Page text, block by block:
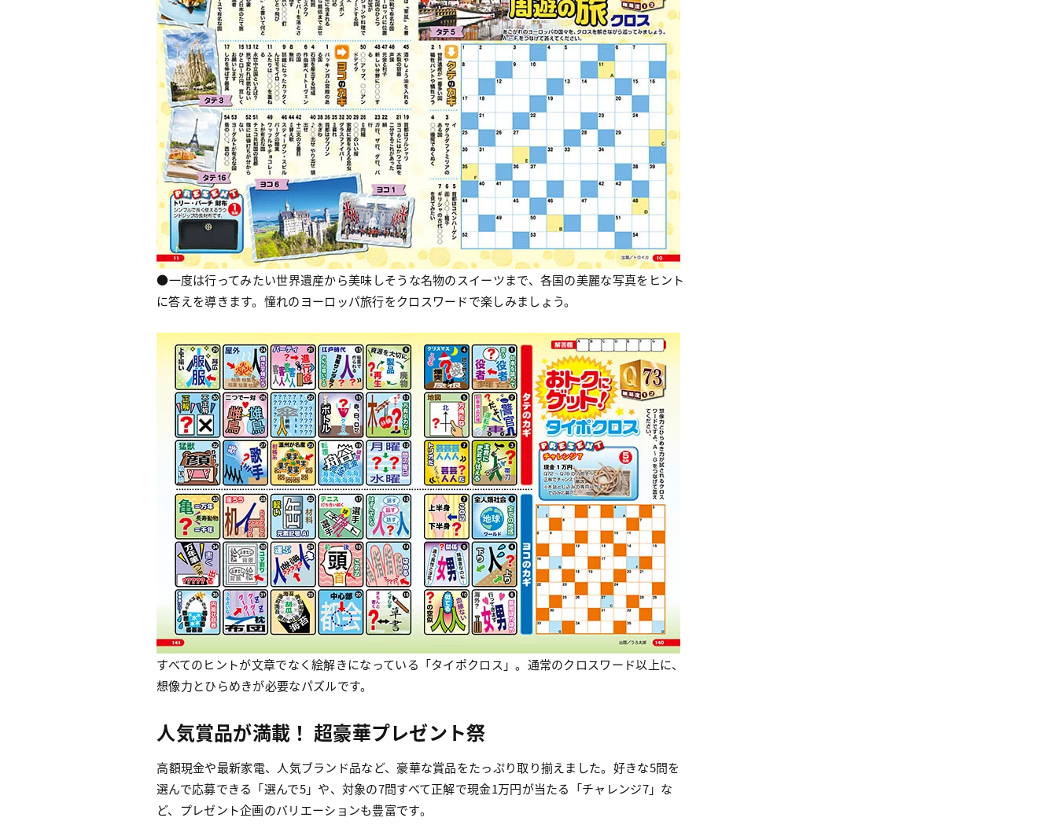
●一度は行ってみたい世界遺産から美味しそうな名物のスイーツまで、各国の美麗な写真をヒント
に答えを導きます。憧れのヨーロッパ旅行をクロスワードで楽しみましょう。
すべてのヒントが文章でなく絵解きになっている「タイポクロス」。通常のクロスワード以上に、
想像力とひらめきが必要なパズルです。
人気賞品が満載！ 超豪華プレゼント祭
高額現金や最新家電、人気ブランド品など、豪華な賞品をたっぷり取り揃えました。好きな5問を
選んで応募できる「選んで5」や、対象の7問すべて正解で現金1万円が当たる「チャレンジ7」な
ど、プレゼント企画のバリエーションも豊富です。